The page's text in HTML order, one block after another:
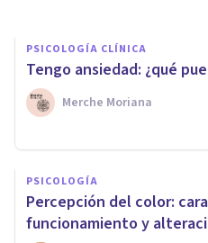
PSICOLOGÍA CLÍNICA
Tengo ansiedad: ¿qué
Merche Moriana
PSICOLOGÍA
Percepción del color:
funcionamiento y
Psicología del
significado y
los colores